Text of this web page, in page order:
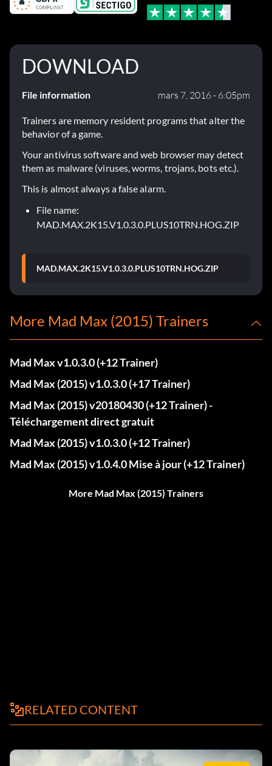
DOWNLOAD
File information mars 7, 2016 - 6:05pm
Trainers are memory resident programs that alter the
behavior of a game.
Your antivirus software and web browser may detect
them as malware (viruses, worms, trojans, bots etc.).
This is almost always a false alarm.
File name:
MAD.MAX.2K15.V1.0.3.0.PLUS10TRN.HOG.ZIP
MAD.MAX.2K15.V1.0.3.0.PLUS10TRN.HOG.ZIP
More Mad Max (2015) Trainers
Mad Max v1.0.3.0 (+12 Trainer)
Mad Max (2015) v1.0.3.0 (+17 Trainer)
Mad Max (2015) v20180430 (+12 Trainer) -
Téléchargement direct gratuit
Mad Max (2015) v1.0.3.0 (+12 Trainer)
Mad Max (2015) v1.0.4.0 Mise à jour (+12 Trainer)
More Mad Max (2015) Trainers
RELATED CONTENT